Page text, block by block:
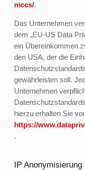
mccs/.
Das Unternehmen
dem „EU-US Data
ein Übereinkommen
den USA, der die
gewährleisten soll.
Unternehmen
hierzu erhalten Sie
https://
.
IP Anonymisierung